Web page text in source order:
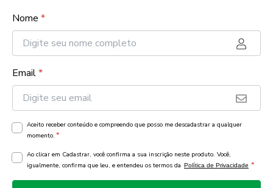
Nome *
Email*
Aceito receber conteúdo e compreendo que posso me descadastrar a qualquer
momento. *
Ao clicar em Cadastrar, você confirma a sua inscrição neste produto. Você,
igualmente, confirma que leu, e entendeu os termos da Política de Privacidade *